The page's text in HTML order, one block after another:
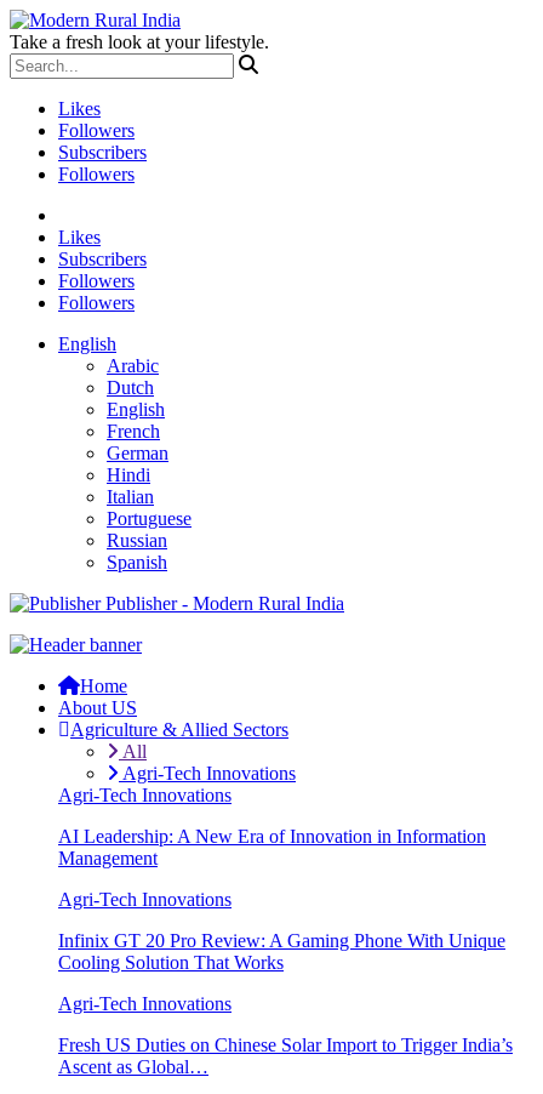
Take a fresh look at your lifestyle.
Likes
Followers
Subscribers
Followers
Likes
Subscribers
Followers
Followers
English
Arabic
Dutch
English
French
German
Hindi
Italian
Portuguese
Russian
Spanish
Publisher - Modern Rural India
Home
About US
Agriculture & Allied Sectors
All
Agri-Tech Innovations
Agri-Tech Innovations
AI Leadership: A New Era of Innovation in Information
Management
Agri-Tech Innovations
Infinix GT 20 Pro Review: A Gaming Phone With Unique
Cooling Solution That Works
Agri-Tech Innovations
Fresh US Duties on Chinese Solar Import to Trigger India’s
Ascent as Global…